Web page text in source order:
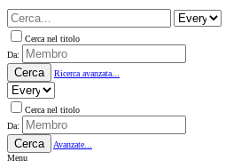
Cerca nel titolo
Da:
Cerca Ricerca avanzata...
Cerca nel titolo
Da:
Cerca
Avanzate...
Menu